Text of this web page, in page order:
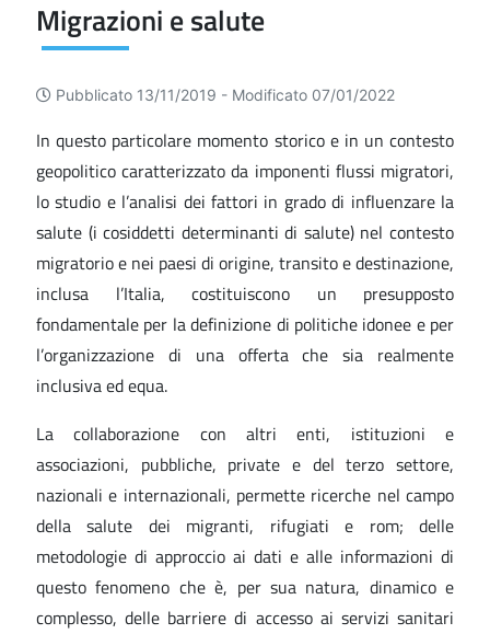
Migrazioni e salute
Pubblicato 13/11/2019 - Modificato 07/01/2022
In questo particolare momento storico e in un contesto
geopolitico caratterizzato da imponenti flussi migratori,
lo studio e l’analisi dei fattori in grado di influenzare la
salute (i cosiddetti determinanti di salute) nel contesto
migratorio e nei paesi di origine, transito e destinazione,
inclusa l’Italia, costituiscono un presupposto
fondamentale per la definizione di politiche idonee e per
l’organizzazione di una offerta che sia realmente
inclusiva ed equa.
La collaborazione con altri enti, istituzioni e
associazioni, pubbliche, private e del terzo settore,
nazionali e internazionali, permette ricerche nel campo
della salute dei migranti, rifugiati e rom; delle
metodologie di approccio ai dati e alle informazioni di
questo fenomeno che è, per sua natura, dinamico e
complesso, delle barriere di accesso ai servizi sanitari